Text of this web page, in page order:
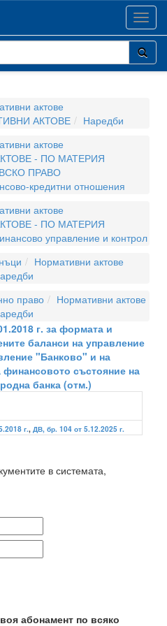
актове
АКТОВЕ
Наредби
актове
- ПО МАТЕРИЯ
ПРАВО
кредитни отношения
актове
- ПО МАТЕРИЯ
управление и контрол
Нормативни актове
право
Нормативни актове
г. за формата и
баланси на управление
"Банково" и на
финансовото състояние на
банка (отм.)
г., ДВ, бр. 104 от 5.12.2025 г.
в системата,
абонамент по всяко